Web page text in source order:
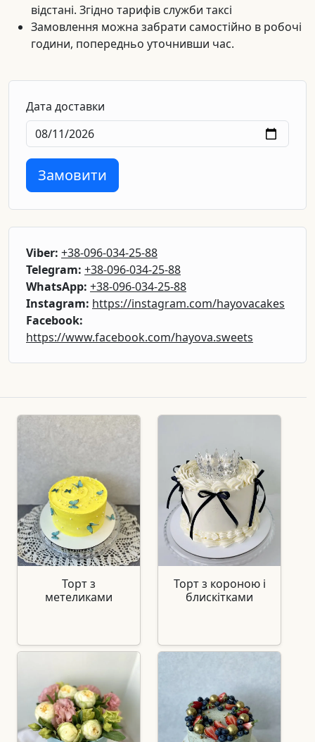
відстані. Згідно тарифів служби таксі
Замовлення можна забрати самостійно в робочі
години, попередньо уточнивши час.
Дата доставки
Замовити
Viber: +38-096-034-25-88
Telegram: +38-096-034-25-88
WhatsApp: +38-096-034-25-88
Instagram: https://instagram.com/hayovacakes
Facebook:
https://www.facebook.com/hayova.sweets
Торт з
метеликами
Торт з короною і
блискітками